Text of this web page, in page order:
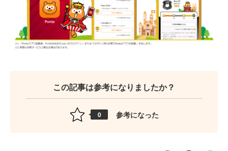
この記事は参考になりましたか？
0 参考になった